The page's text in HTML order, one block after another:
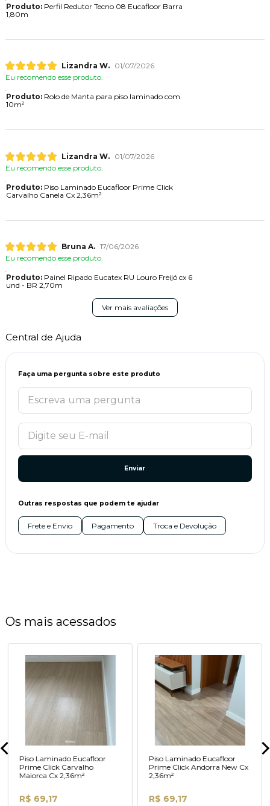
Produto:Perfil Redutor Tecno 08 Eucafloor Barra
1,80m
Lizandra W.
01/07/2026
Eu recomendo esse produto.
Produto:Rolo de Manta para piso laminado com
10m²
Lizandra W.
01/07/2026
Eu recomendo esse produto.
Produto:Piso Laminado Eucafloor Prime Click
Carvalho Canela Cx 2,36m²
Bruna A. 17/06/2026
Eu recomendo esse produto.
Produto:Painel Ripado Eucatex RU Louro Freijó cx 6
und - BR 2,70m
Ver mais avaliações
Central de Ajuda
Faça uma pergunta sobre este produto
Enviar
Outras respostas que podem te ajudar
Frete e Envio Pagamento Troca e Devolução
Os mais acessados
Piso Laminado Eucafloor
Prime Click Carvalho
Maiorca Cx 2,36m²
R$ 69,17
Piso Laminado Eucafloor
Prime Click Andorra New Cx
2,36m²
R$ 69,17